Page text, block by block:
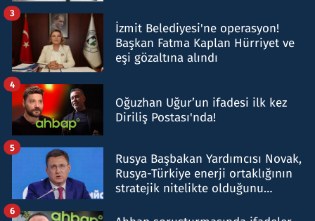
İzmit Belediyesi'ne operasyon!
Başkan Fatma Kaplan Hürriyet ve
eşi gözaltına alındı
3
Oğuzhan Uğur’un ifadesi ilk kez
Diriliş Postası'nda!
4
Rusya Başbakan Yardımcısı Novak,
Rusya-Türkiye enerji ortaklığının
stratejik nitelikte olduğunu
5
6